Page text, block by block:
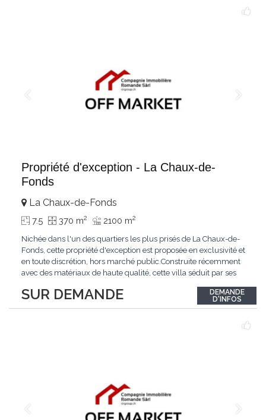
Propriété d'exception - La Chaux-de-
Fonds
SUR DEMANDE
La Chaux-de-Fonds
7.5 370 m2 2100 m2
Nichée dans l'un des quartiers les plus prisés de La Chaux-de-
Fonds, cette propriété d'exception est proposée en exclusivité et
en toute discrétion, hors marché public.Construite récemment
avec des matériaux de haute qualité, cette villa séduit par ses
remarquable.L'espace de vie s'ouvre sur un jardin avec piscine,
un véritable...
DEMANDE
D'INFOS